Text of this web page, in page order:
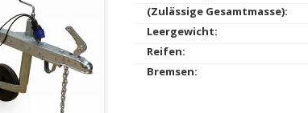
(Zulässige Gesamtmasse):
Leergewicht:
Reifen:
Bremsen: